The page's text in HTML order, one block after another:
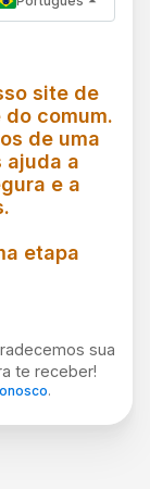
site de
comum.
de uma
ajuda a
e a
etapa
sua
te receber!
.